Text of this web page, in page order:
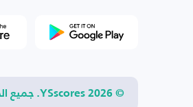
© 2026 YSscores. جميع الحقوق محفوظة.